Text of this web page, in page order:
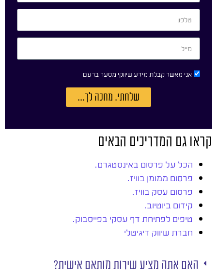
אני מאשר קבלת מידע שיווקי מסער ברעם
שלחתי. מחכה לך...
קראו גם המדריכים הבאים
הכל על פרסום באינסטגרם.
פרסום ממומן בוויז.
פרסום עסק בוויז.
קידום ביוטיוב.
טיפים לפתיחת דף עסקי בפייסבוק.
חברת שיווק דיגיטלי
האם אתה מציע שירות מותאם אישית?